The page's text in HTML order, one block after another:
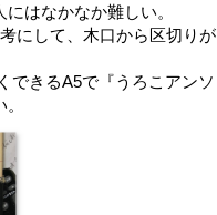
はなかなか難しい。
にして、木口から区切りが
できるA5で『うろこアンソ